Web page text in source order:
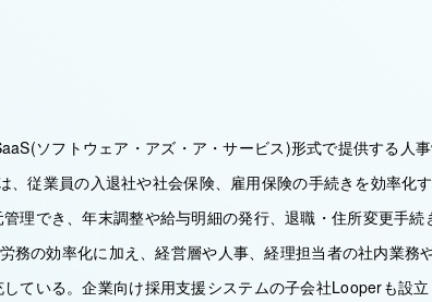
ソフトウェア・アズ・ア・サービス)形式で提供する人
、従業員の入退社や社会保険、雇用保険の手続きを効率化
理でき、年末調整や給与明細の発行、退職・住所変更手続
務の効率化に加え、経営層や人事、経理担当者の社内業務
ている。企業向け採用支援システムの子会社Looperも設立